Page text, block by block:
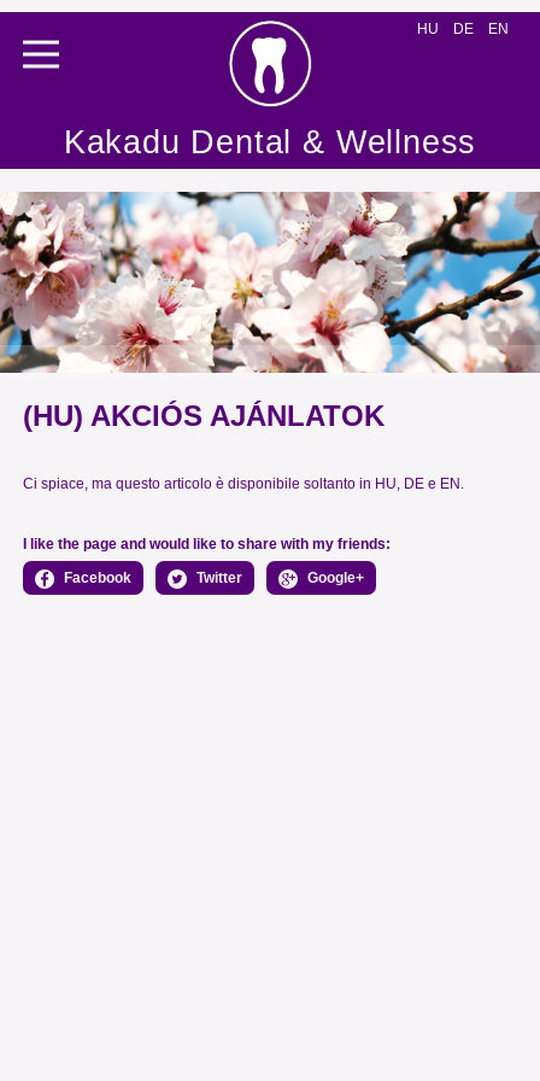
Kakadu Dental & Wellness
HU DE EN
(HU) AKCIÓS AJÁNLATOK
Ci spiace, ma questo articolo è disponibile soltanto in HU, DE e EN .
I like the page and would like to share with my friends:
Facebook
Twitter Google+